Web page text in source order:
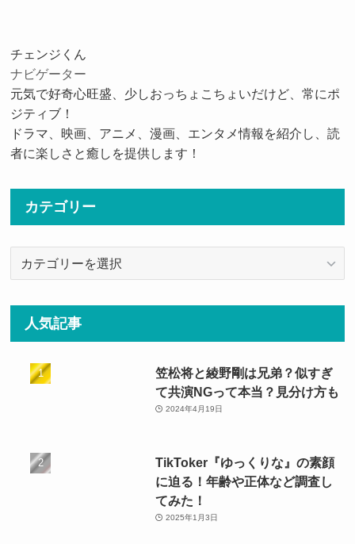
チェンジくん
ナビゲーター
元気で好奇心旺盛、少しおっちょこちょいだけど、常にポ
ジティブ！
ドラマ、映画、アニメ、漫画、エンタメ情報を紹介し、読
者に楽しさと癒しを提供します！
カテゴリー
人気記事
笠松将と綾野剛は兄弟？似すぎ
て共演NGって本当？見分け方も
2024年4月19日
TikToker『ゆっくりな』の素顔
に迫る！年齢や正体など調査し
てみた！
2025年1月3日